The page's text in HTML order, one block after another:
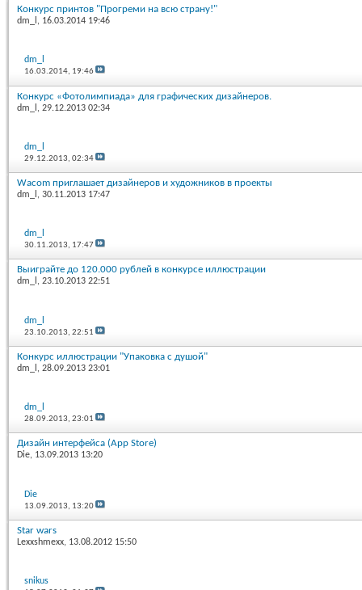
Конкурс принтов "Прогреми на всю страну!"
dm_l , 16.03.2014 19:46
dm_l
16.03.2014, 19:46
Конкурс «Фотолимпиада» для графических дизайнеров.
dm_l , 29.12.2013 02:34
dm_l
29.12.2013,02:34
Wacom приглашает дизайнеров и художников в проекты
dm_l , 30.11.2013 17:47
dm_l
30.11.2013, 17:47
Выиграйте до 120.000 рублей в конкурсе иллюстрации
dm_l, 23.10.2013 22:51
dm_l
23.10.2013,22:51
Конкурс иллюстрации "Упаковка с душой"
dm_l , 28.09.2013 23:01
dm_l
28.09.2013,23:01
Дизайн интерфейса (App Store)
Die, 13.09.2013 13:20
Die
13.09.2013, 13:20
Star wars
Lexxshmexx, 13.08.2012 15:50
snikus